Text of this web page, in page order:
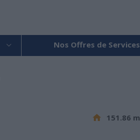
Nos Offres de Services
151.86 m